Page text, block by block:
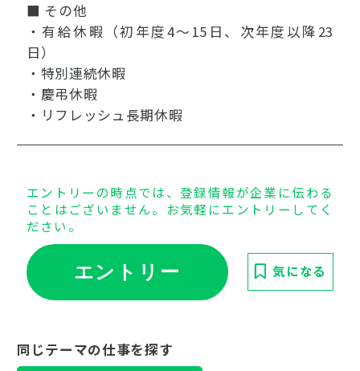
■ その他
・有給休暇（初年度4～15日、次年度以降23
日）
・特別連続休暇
・慶弔休暇
・リフレッシュ長期休暇
エントリーの時点では、登録情報が企業に伝わる
ことはございません。お気軽にエントリーしてく
ださい。
エントリー 気になる
同じテーマの仕事を探す